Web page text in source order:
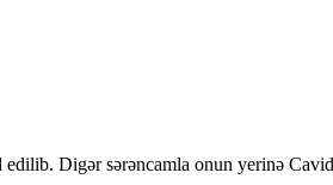
edilib. Digər sərəncamla onun yerinə